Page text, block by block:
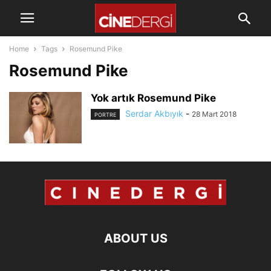
Home Tags Rosemund Pike
Rosemund Pike
Yok artık Rosemund Pike
PORTRE Serdar Akbıyık - 28 Mart 2018
ABOUT US